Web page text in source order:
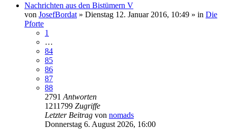
Nachrichten aus den Bistümern V
von JosefBordat » Dienstag 12. Januar 2016, 10:49 » in Die
Pforte
1
…
84
85
86
87
88
2791 Antworten
1211799 Zugriffe
Letzter Beitrag von nomads
Donnerstag 6. August 2026, 16:00